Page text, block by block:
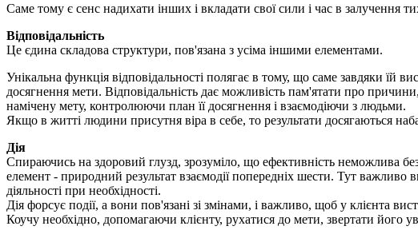
Саме тому є сенс надихати інших і вкладати свої сили і час в
Відповідальність
Це єдина складова структури, пов'язана з усіма іншими елементами.
Унікальна функція відповідальності полягає в тому, що саме завдяки їй
досягнення мети. Відповідальність дає можливість пам'ятати про
намічену мету, контролюючи план її досягнення і взаємодіючи з людьми.
Якщо в житті людини присутня віра в себе, то результати досягаються
Дія
Спираючись на здоровий глузд, зрозуміло, що ефективність неможлива
елемент - природний результат взаємодії попередніх шести. Тут важливо
діяльності при необхідності.
Дія форсує події, а вони пов'язані зі змінами, і важливо, щоб у клієнта
Коучу необхідно, допомагаючи клієнту, рухатися до мети, звертати його